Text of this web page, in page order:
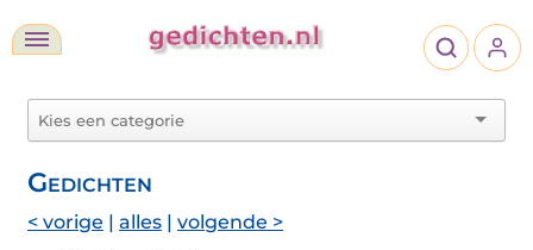
Gedichten
< vorige | alles | volgende >